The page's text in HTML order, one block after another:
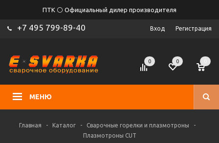
ПТК ⚪ Официальный дилер производителя
+7 495 799-89-40 Вход Регистрация
МЕНЮ
0 0
Главная - Каталог - Сварочные горелки и плазмотроны
-
Плазмотроны CUT